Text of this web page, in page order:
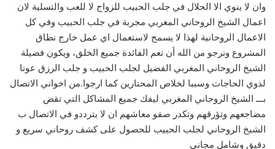
وان لا ينوي الا الحلال في جلب الحبيب للزواج لا للعب والتسلية لان
اعمال الشيخ الروحاني المغربي مجربة في جلب الحبيب وفي كل
الاعمال الروحانية لهذا لا يسمح لاستعمال اي عمل خارج نطاق
المشروع ونرجو من الله أن تعم الفائدة جميع الخلق، ويكون فضيلة
الشيخ الروحاني المغربي الفضيل لجلب الحبيب و جلب الرزق عونا
لذوي الحاجات وسببا لخلاص المحتارين كما ارجوا.من اخواني الاتصال
بـــ الشيخ الروحاني المغربي ليفك جميع المشاكل التي تقض
مضاجعهم وتؤرقهم وتكدر صفو معاشهم ان لا يترددو في الاتصال ب
الشيخ الروحاني لجلب الحبيب للحصول على كشف روحاني سريع و
دقيق وشامل مجاني